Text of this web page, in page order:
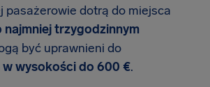
pasażerowie dotrą do miejsca
najmniej trzygodzinnym
być uprawnieni do
wysokości do 600 €.